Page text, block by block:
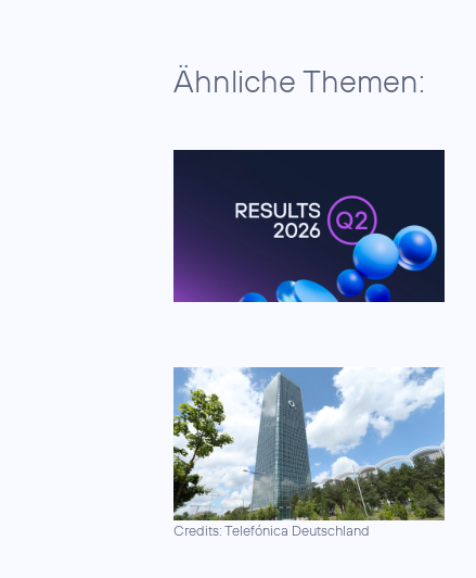
Ähnliche Themen:
Credits: Telefónica Deutschland